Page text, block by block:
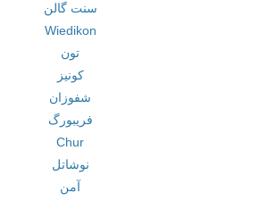
سنت گالن
Wiedikon
تون
کونیز
شفوزان
فریبورگ
Chur
نوشاتل
آمن